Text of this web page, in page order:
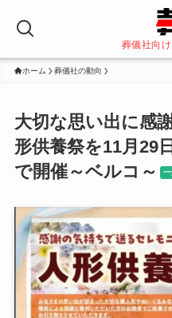
葬儀社向
ホーム 葬儀社の動向
大切な思い出に感
形供養祭を11月29
で開催～ベルコ～